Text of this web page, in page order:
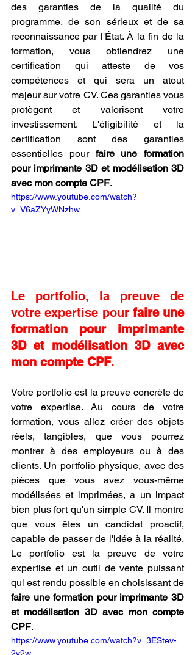
des garanties de la qualité du
programme, de son sérieux et de sa
reconnaissance par l'État. À la fin de la
formation, vous obtiendrez une
certification qui atteste de vos
compétences et qui sera un atout
majeur sur votre CV. Ces garanties vous
protègent et valorisent votre
investissement. L'éligibilité et la
certification sont des garanties
essentielles pour faire une formation
pour imprimante 3D et modélisation 3D
avec mon compte CPF.
https://www.youtube.com/watch?
v=V6aZYyWNzhw
Le portfolio, la preuve de
votre expertise pour faire une
formation pour imprimante
3D et modélisation 3D avec
mon compte CPF.
Votre portfolio est la preuve concrète de
votre expertise. Au cours de votre
formation, vous allez créer des objets
réels, tangibles, que vous pourrez
montrer à des employeurs ou à des
clients. Un portfolio physique, avec des
pièces que vous avez vous-même
modélisées et imprimées, a un impact
bien plus fort qu'un simple CV. Il montre
que vous êtes un candidat proactif,
capable de passer de l'idée à la réalité.
Le portfolio est la preuve de votre
expertise et un outil de vente puissant
faire une formation pour imprimante 3D
et modélisation 3D avec mon compte
CPF.
https://www.youtube.com/watch?v=3EStev-
2v2w